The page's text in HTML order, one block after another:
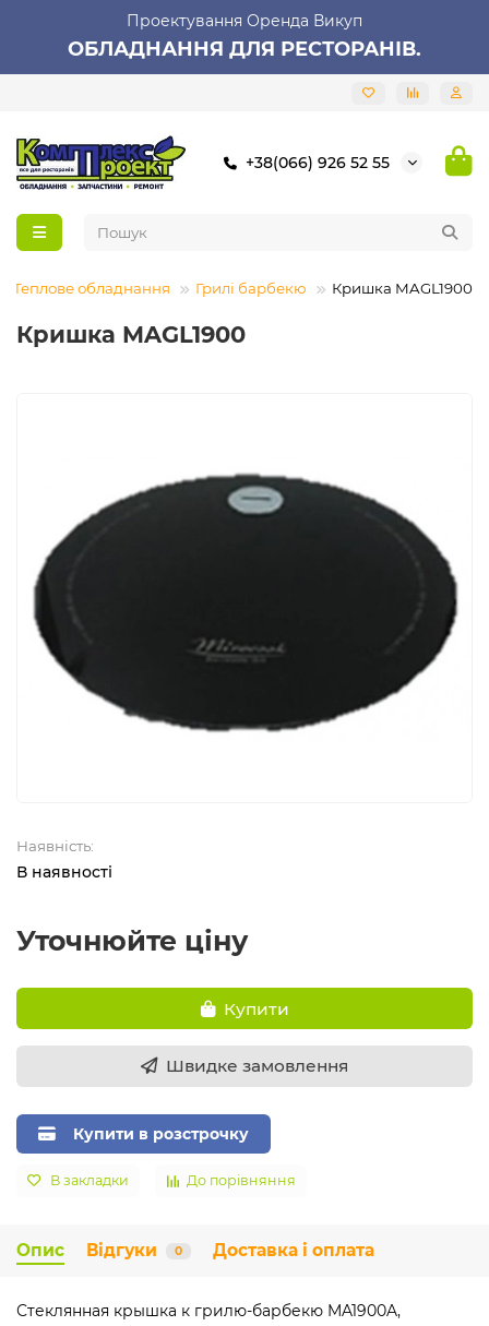
Проектування Оренда Викуп
ОБЛАДНАННЯ ДЛЯ РЕСТОРАНІВ.
+38(066) 926 52 55
Теплове обладнання Грилі барбекю Кришка MAGL1900
Кришка MAGL1900
Наявність:
В наявності
Уточнюйте ціну
Купити
Швидке замовлення
Купити в розстрочку
В закладки До порівняння
Опис Відгуки 0 Доставка і оплата
Стеклянная крышка к грилю-барбекю MA1900A,